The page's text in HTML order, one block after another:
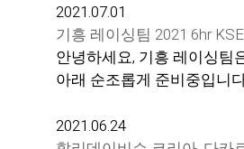
2021.07.01
기흥 레이싱팀 2021 6hr
안녕하세요, 기흥 레이싱팀
아래 순조롭게 준비중입니
2021.06.24